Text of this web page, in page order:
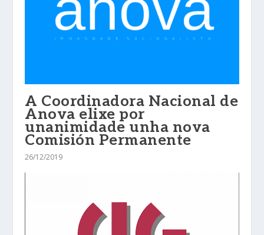
A Coordinadora Nacional de
Anova elixe por
unanimidade unha nova
Comisión Permanente
26/12/2019